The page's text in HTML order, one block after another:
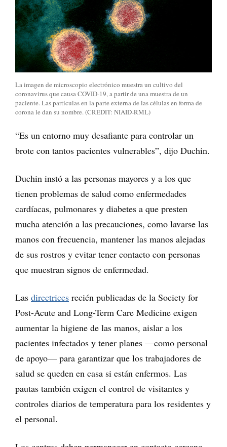
La imagen de microscopio electrónico muestra un cultivo del
coronavirus que causa COVID-19, a partir de una muestra de un
paciente. Las partículas en la parte externa de las células en forma de
corona le dan su nombre. (CREDIT: NIAID-RML)
“Es un entorno muy desafiante para controlar un
brote con tantos pacientes vulnerables”, dijo Duchin.
Duchin instó a las personas mayores y a los que
tienen problemas de salud como enfermedades
cardíacas, pulmonares y diabetes a que presten
mucha atención a las precauciones, como lavarse las
manos con frecuencia, mantener las manos alejadas
de sus rostros y evitar tener contacto con personas
que muestran signos de enfermedad.
Las directrices recién publicadas de la Society for
Post-Acute and Long-Term Care Medicine exigen
aumentar la higiene de las manos, aislar a los
pacientes infectados y tener planes —como personal
de apoyo— para garantizar que los trabajadores de
salud se queden en casa si están enfermos. Las
pautas también exigen el control de visitantes y
controles diarios de temperatura para los residentes y
el personal.